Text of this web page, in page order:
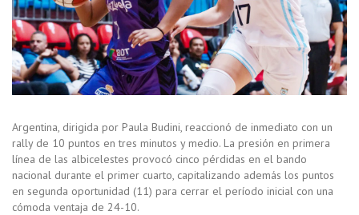
Argentina, dirigida por Paula Budini, reaccionó de inmediato con un
rally de 10 puntos en tres minutos y medio. La presión en primera
línea de las albicelestes provocó cinco pérdidas en el bando
nacional durante el primer cuarto, capitalizando además los puntos
en segunda oportunidad (11) para cerrar el período inicial con una
cómoda ventaja de 24-10.